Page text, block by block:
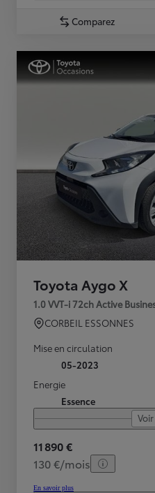
Comparez
Toyota Aygo X
1.0 VVT-i 72ch Active
CORBEIL ESSONNES
Mise en circulation
05-2023
Energie
Essence
11 890 €
130 €/mois
En savoir plus